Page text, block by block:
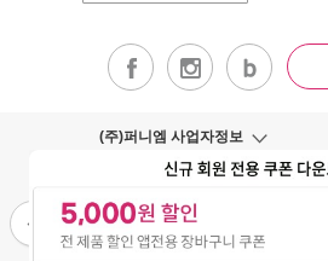
(주)퍼니엠 사업자정보